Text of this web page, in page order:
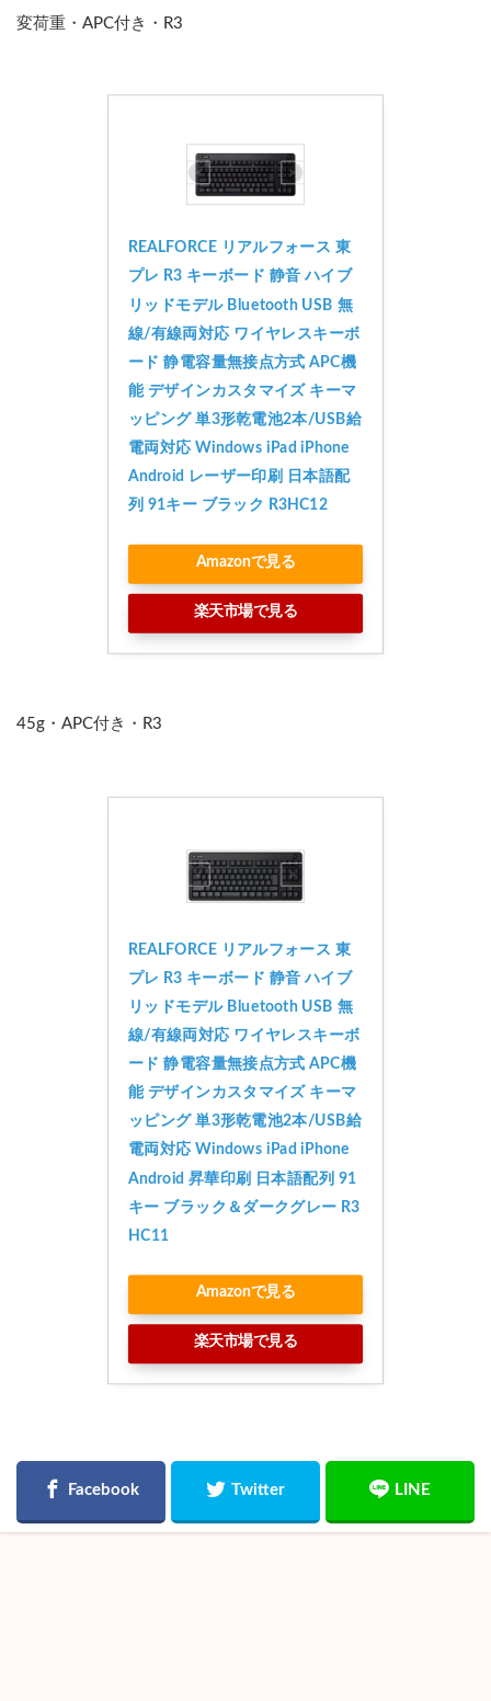
変荷重・APC付き・R3
REALFORCE リアルフォース 東
プレ R3 キーボード 静音 ハイブ
リッドモデル Bluetooth USB 無
線/有線両対応 ワイヤレスキーボ
ード 静電容量無接点方式 APC機
能 デザインカスタマイズ キーマ
ッピング 単3形乾電池2本/USB給
電両対応 Windows iPad iPhone
Android レーザー印刷 日本語配
列 91キー ブラック R3HC12
Amazonで見る
楽天市場で見る
45g・APC付き・R3
REALFORCE リアルフォース 東
プレ R3 キーボード 静音 ハイブ
リッドモデル Bluetooth USB 無
線/有線両対応 ワイヤレスキーボ
ード 静電容量無接点方式 APC機
能 デザインカスタマイズ キーマ
ッピング 単3形乾電池2本/USB給
電両対応 Windows iPad iPhone
Android 昇華印刷 日本語配列 91
キー ブラック＆ダークグレー R3
HC11
Amazonで見る
楽天市場で見る